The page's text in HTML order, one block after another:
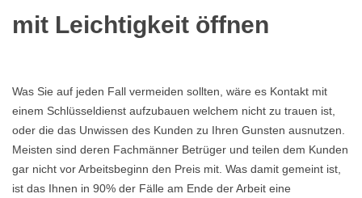
mit Leichtigkeit öffnen
Was Sie auf jeden Fall vermeiden sollten, wäre es Kontakt mit
einem Schlüsseldienst aufzubauen welchem nicht zu trauen ist,
oder die das Unwissen des Kunden zu Ihren Gunsten ausnutzen.
Meisten sind deren Fachmänner Betrüger und teilen dem Kunden
gar nicht vor Arbeitsbeginn den Preis mit. Was damit gemeint ist,
ist das Ihnen in 90% der Fälle am Ende der Arbeit eine